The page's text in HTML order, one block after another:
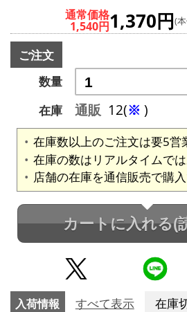
通常価格
1,540円1,370円(
ご注文
数量
在庫
通販 12(※ )
在庫数以上のご注文は要5営
在庫の数はリアルタイムでは
店舗の在庫を通信販売で購入
カートに入れる(
入荷情報 すべて表示 在庫